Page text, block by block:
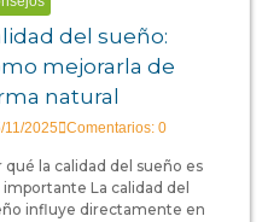
del sueño:
mejorarla de
natural
11/2025 Comentarios: 0
qué la calidad del sueño es
importante La calidad del
influye directamente en